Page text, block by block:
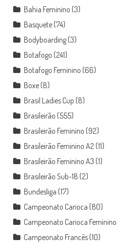
Bahia Feminino (3)
Basquete(74)
Bodyboarding(3)
Botafogo (241)
Botafogo Feminino (66)
Boxe(8)
Brasil Ladies Cup (8)
Brasileirão (555)
Brasileirão Feminino (92)
Brasileirão Feminino A2(11)
Brasileirão Feminino A3 (1)
Brasileirão Sub-18 (2)
Bundesliga (17)
Campeonato Carioca (80)
Campeonato Carioca Feminino
Campeonato Francês(10)